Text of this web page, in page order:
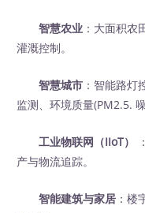
智慧农业 ：大面积
灌溉控制。
智慧城市 ：智能路灯
监测、环境质量(PM2.5. 噪
工业物联网（IIoT）
产与物流追踪。
智能建筑与家居 ：楼